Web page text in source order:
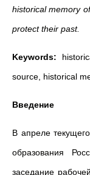
historical memory
protect their past.
Keywords:
source, historical
Введение
В апреле
образования
заседание